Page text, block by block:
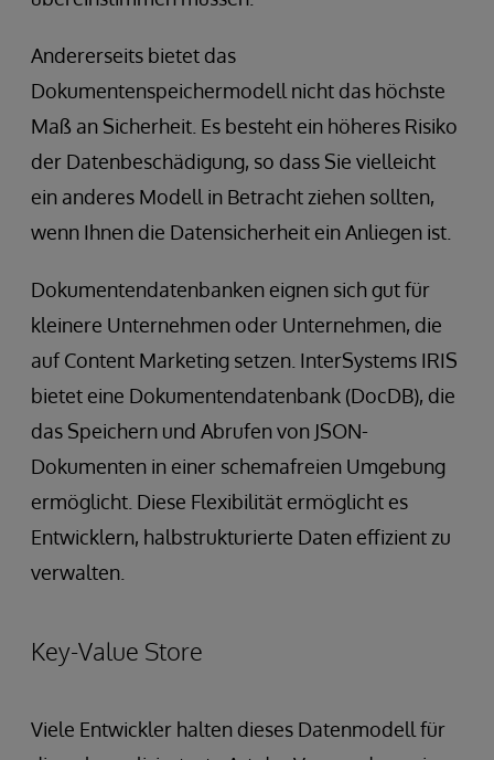
Andererseits bietet das
Dokumentenspeichermodell nicht das höchste
Maß an Sicherheit. Es besteht ein höheres Risiko
der Datenbeschädigung, so dass Sie vielleicht
ein anderes Modell in Betracht ziehen sollten,
wenn Ihnen die Datensicherheit ein Anliegen ist.
Dokumentendatenbanken eignen sich gut für
kleinere Unternehmen oder Unternehmen, die
auf Content Marketing setzen. InterSystems IRIS
bietet eine Dokumentendatenbank (DocDB), die
das Speichern und Abrufen von JSON-
Dokumenten in einer schemafreien Umgebung
ermöglicht. Diese Flexibilität ermöglicht es
Entwicklern, halbstrukturierte Daten effizient zu
verwalten.
Key-Value Store
Viele Entwickler halten dieses Datenmodell für